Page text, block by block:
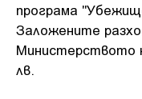
програма
Заложените
Министерството
лв.